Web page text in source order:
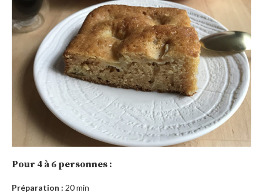
Pour 4 à 6 personnes :
Préparation : 20 min